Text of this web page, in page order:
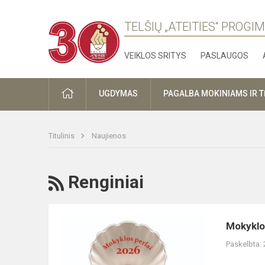
TELŠIŲ „ATEITIES“
VEIKLOS SRITYS PASLAUGOS
PRADŽIAUGDYMAS PAGALBA MOKINIAMS IR
Titulinis Naujienos
RSS
Renginiai
Paskelbta: